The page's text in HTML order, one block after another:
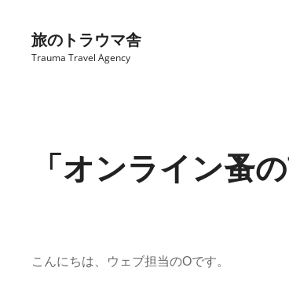
旅のトラウマ舎
Trauma Travel Agency
「オンライン蚤
こんにちは、ウェブ担当のOです。